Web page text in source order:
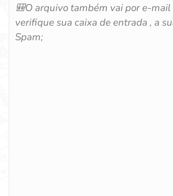
🎒O arquivo também vai por e-
verifique sua caixa de entrada , a
Spam;